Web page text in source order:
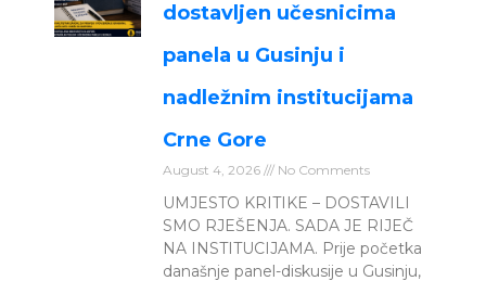
dostavljen učesnicima
panela u Gusinju i
nadležnim institucijama
Crne Gore
August 4, 2026 No Comments
UMJESTO KRITIKE – DOSTAVILI
SMO RJEŠENJA. SADA JE RIJEČ
NA INSTITUCIJAMA. Prije početka
današnje panel-diskusije u Gusinju,